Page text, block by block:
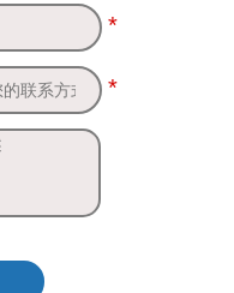
*
*